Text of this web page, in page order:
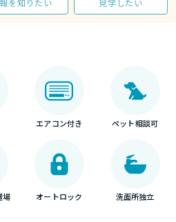
を知りたい
見学したい
エアコン付き ペット相談可
場 オートロック 洗面所独立